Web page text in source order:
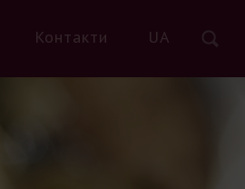
Контакти UA